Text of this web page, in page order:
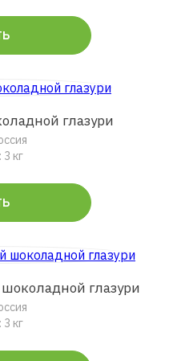
глазури
3 кг
глазури
3 кг